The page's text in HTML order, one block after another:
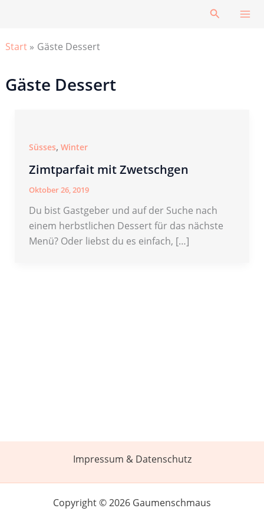
Suchen
Start Gäste Dessert
Gäste Dessert
Süsses, Winter
Zimtparfait mit Zwetschgen
Oktober 26, 2019
Du bist Gastgeber und auf der Suche nach
einem herbstlichen Dessert für das nächste
Menü? Oder liebst du es einfach, […]
Impressum & Datenschutz
Copyright © 2026 Gaumenschmaus